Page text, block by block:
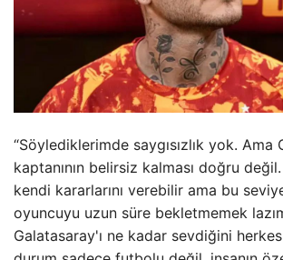
“Söylediklerimde saygısızlık yok. Ama
kaptanının belirsiz kalması doğru
kendi kararlarını verebilir ama bu
oyuncuyu uzun süre bekletmemek
Galatasaray'ı ne kadar sevdiğini